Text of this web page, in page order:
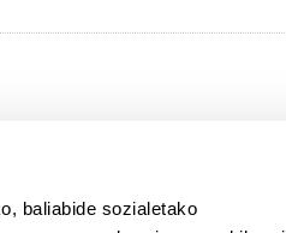
baliabide sozialetako
La mañana de Córdoba,